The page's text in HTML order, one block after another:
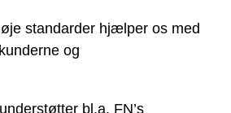
standarder hjælper os med
og
bl.a. FN’s